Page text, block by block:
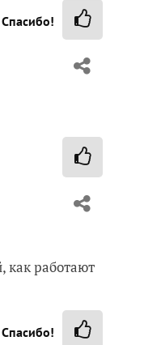
Спасибо!
как работают
Спасибо!